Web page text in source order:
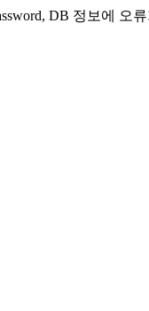
DB 정보에 오